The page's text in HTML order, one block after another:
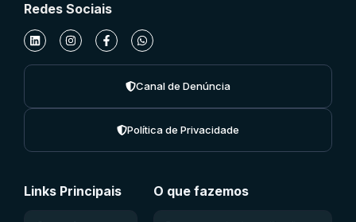
Redes Sociais
Canal de Denúncia
Política de Privacidade
Links Principais O que fazemos